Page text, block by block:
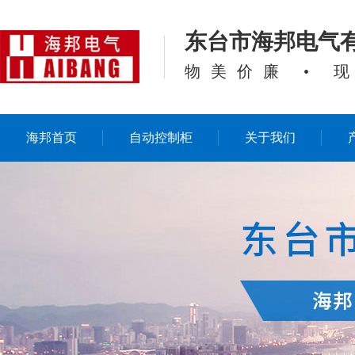
东台市海邦电气
物美价廉 •
海邦首页 自动控制柜 关于我们